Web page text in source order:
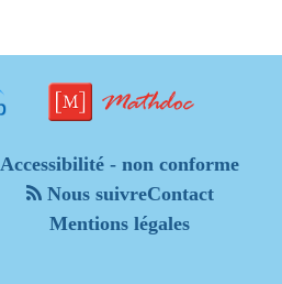
Accessibilité - non conforme
Nous suivreContact
Mentions légales